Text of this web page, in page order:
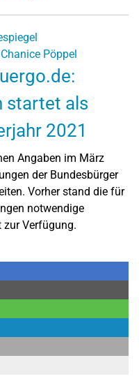
Chanice Pöppel
startet als
2021
Angaben im März
der Bundesbürger
Vorher stand die für
notwendige
Verfügung.